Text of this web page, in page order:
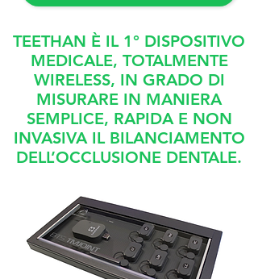
TEETHAN È IL 1° DISPOSITIVO
MEDICALE, TOTALMENTE
WIRELESS, IN GRADO DI
MISURARE IN MANIERA
SEMPLICE, RAPIDA E NON
INVASIVA IL BILANCIAMENTO
DELL’OCCLUSIONE DENTALE.